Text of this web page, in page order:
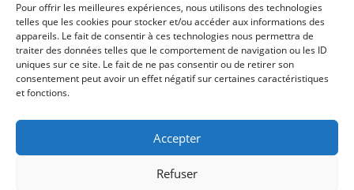
Pour offrir les meilleures expériences, nous utilisons des technologies
telles que les cookies pour stocker et/ou accéder aux informations des
appareils. Le fait de consentir à ces technologies nous permettra de
traiter des données telles que le comportement de navigation ou les ID
uniques sur ce site. Le fait de ne pas consentir ou de retirer son
consentement peut avoir un effet négatif sur certaines caractéristiques
et fonctions.
Accepter
Refuser
FAQ Social Mentions Légales
Données Personnelles